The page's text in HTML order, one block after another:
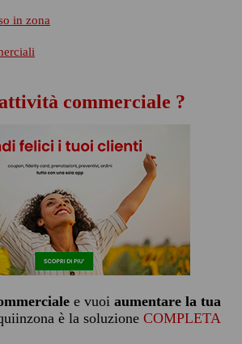
in zona
commerciale ?
e vuoi aumentare la tua
è la soluzione COMPLETA